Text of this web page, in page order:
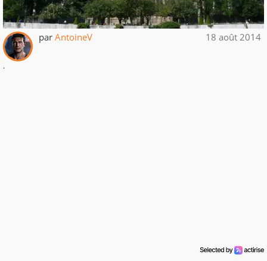
par AntoineV 18 août 2014
.